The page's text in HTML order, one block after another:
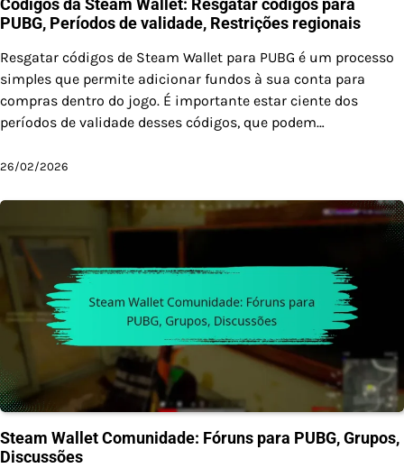
Códigos da Steam Wallet: Resgatar códigos para
PUBG, Períodos de validade, Restrições regionais
Resgatar códigos de Steam Wallet para PUBG é um processo
simples que permite adicionar fundos à sua conta para
compras dentro do jogo. É importante estar ciente dos
períodos de validade desses códigos, que podem…
26/02/2026
Steam Wallet Comunidade: Fóruns para PUBG, Grupos,
Discussões